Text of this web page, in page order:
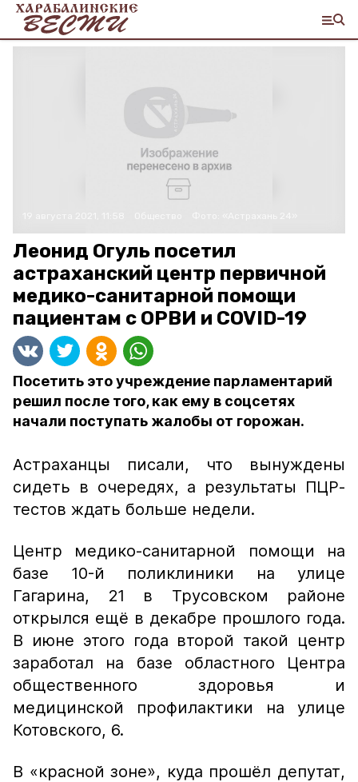
Леонид Огуль посетил
астраханский центр первичной
медико-санитарной помощи
пациентам с ОРВИ и COVID-19
Посетить это учреждение парламентарий
решил после того, как ему в соцсетях
начали поступать жалобы от горожан.
Астраханцы писали, что вынуждены
сидеть в очередях, а результаты ПЦР-
тестов ждать больше недели.
Центр медико-санитарной помощи на
базе 10-й поликлиники на улице
Гагарина, 21 в Трусовском районе
открылся ещё в декабре прошлого года.
В июне этого года второй такой центр
заработал на базе областного Центра
общественного здоровья и
медицинской профилактики на улице
Котовского, 6.
В «красной зоне», куда прошёл депутат,